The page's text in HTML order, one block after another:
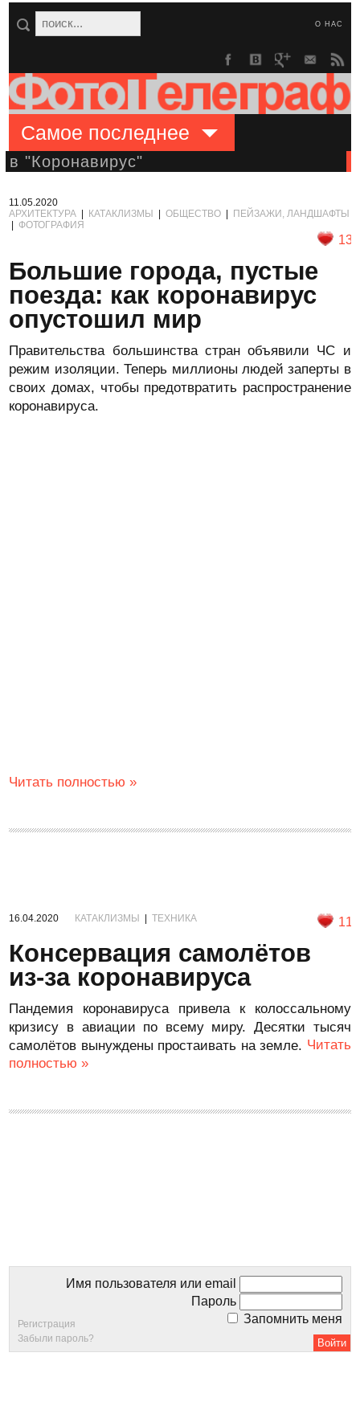
О НАС
Самое последнее
в "Коронавирус"
11.05.2020
АРХИТЕКТУРА
КАТАКЛИЗМЫ |ОБЩЕСТВО
ПЕЙЗАЖИ, ЛАНДШАФТЫ
|ФОТОГРАФИЯ
13
Большие города, пустые
поезда: как коронавирус
опустошил мир
Правительства большинства стран объявили ЧС и
режим изоляции. Теперь миллионы людей заперты в
своих домах, чтобы предотвратить распространение
коронавируса.
Читать полностью »
16.04.2020 КАТАКЛИЗМЫ |ТЕХНИКА 11
Консервация самолётов
из-за коронавируса
Пандемия коронавируса привела к колоссальному
кризису в авиации по всему миру. Десятки тысяч
самолётов вынуждены простаивать на земле. Читать
полностью »
Имя пользователя или email
Пароль
Запомнить меня
Регистрация
Забыли пароль?